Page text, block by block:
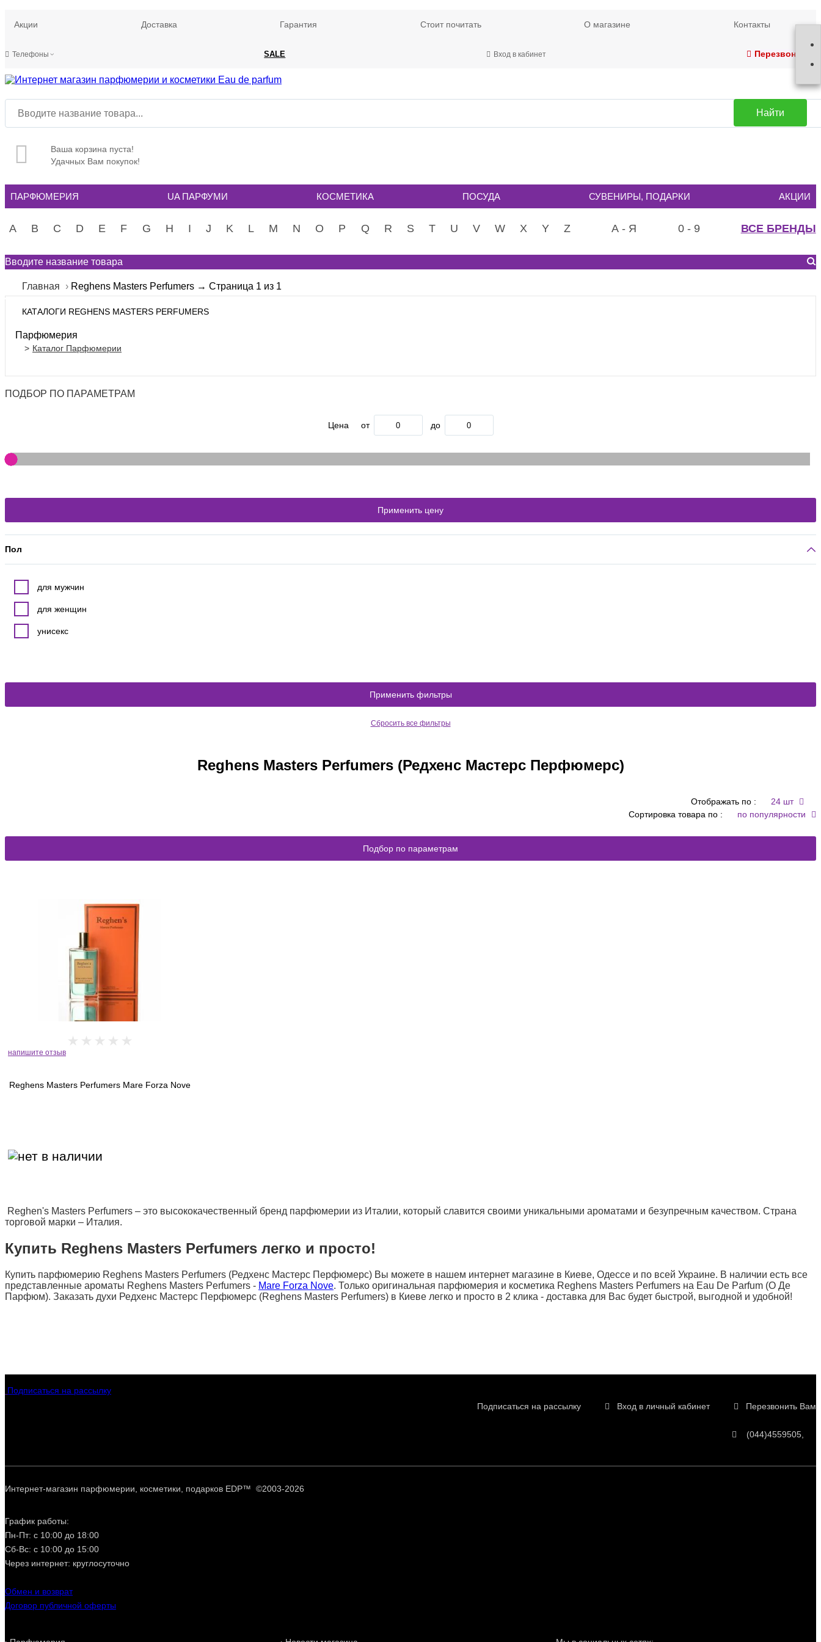
Акции Доставка Гарантия Стоит почитать О магазине Контакты
Телефоны SALE Вход в кабинет Перезвонить
Найти
Ваша корзина пуста!
Удачных Вам покупок!
ПАРФЮМЕРИЯ UA ПАРФУМИ КОСМЕТИКА ПОСУДА СУВЕНИРЫ, ПОДАРКИ АКЦИИ
A B C D E F G H I J K L M N O P Q R S T U V W X Y Z А - Я 0 - 9 ВСЕ БРЕНДЫ
Главная Reghens Masters Perfumers → Страница 1 из 1
КАТАЛОГИ REGHENS MASTERS PERFUMERS
Парфюмерия
Каталог Парфюмерии
ПОДБОР ПО ПАРАМЕТРАМ
Цена от до
Применить цену
Пол
для мужчин
для женщин
унисекс
Применить фильтры
Сбросить все фильтры
Reghens Masters Perfumers (Редхенс Мастерс Перфюмерс)
Отображать по :
24 шт
Сортировка товара по :
по популярности
Подбор по параметрам
напишите отзыв
Reghens Masters Perfumers Mare Forza Nove
Reghen's Masters Perfumers – это высококачественный бренд парфюмерии из Италии, который славится своими уникальными ароматами и безупречным качеством. Страна
торговой марки – Италия.
Купить Reghens Masters Perfumers легко и просто!
Купить парфюмерию Reghens Masters Perfumers (Редхенс Мастерс Перфюмерс) Вы можете в нашем интернет магазине в Киеве, Одессе и по всей Украине. В наличии есть все
представленные ароматы Reghens Masters Perfumers - Mare Forza Nove. Только оригинальная парфюмерия и косметика Reghens Masters Perfumers на Eau De Parfum (О Де
Парфюм). Заказать духи Редхенс Мастерс Перфюмерс (Reghens Masters Perfumers) в Киеве легко и просто в 2 клика - доставка для Вас будет быстрой, выгодной и удобной!
Подписаться на рассылку
Подписаться на рассылку
Вход в личный кабинет Перезвонить Вам
(044)4559505
Интернет-магазин парфюмерии, косметики, подарков EDP™ ©2003-2026
График работы:
Пн-Пт: с 10:00 до 18:00
Сб-Вс: с 10:00 до 15:00
Через интернет: круглосуточно
Обмен и возврат
Договор публичной оферты